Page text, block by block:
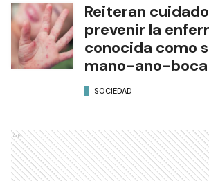
Reiteran
prevenir la
conocida como
mano-ano-boca
SOCIEDAD
Ads